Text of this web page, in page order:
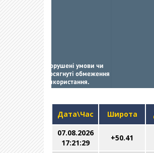
Дата\Час Широта
07.08.2026
17:21:29
+50.41